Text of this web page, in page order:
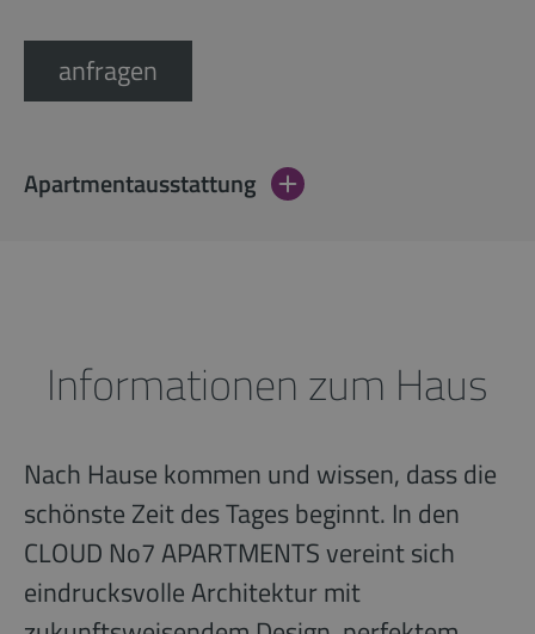
anfragen
Apartmentausstattung
Informationen zum Haus
Nach Hause kommen und wissen, dass die
schönste Zeit des Tages beginnt. In den
CLOUD No7 APARTMENTS vereint sich
eindrucksvolle Architektur mit